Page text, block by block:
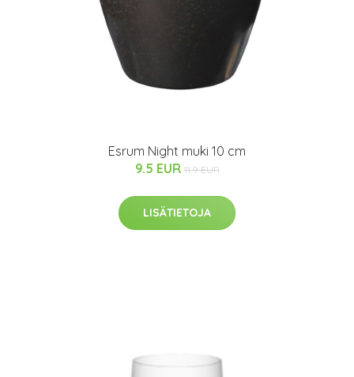
Esrum Night muki 10 cm
9.5 EUR 11.9 EUR
LISÄTIETOJA